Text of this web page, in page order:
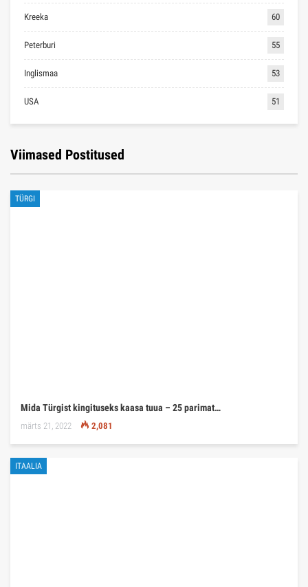
Kreeka 60
Peterburi 55
Inglismaa 53
USA 51
Viimased Postitused
TÜRGI
Mida Türgist kingituseks kaasa tuua – 25 parimat…
märts 21, 2022 2,081
ITAALIA